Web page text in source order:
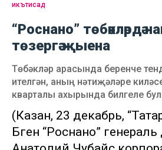
икътисад
“Роснано” төбәкләрдә
төзергә җыена
Төбәкләр арасында беренче
ителгән, аның нәтиҗәләре
кварталы ахырында билгеле
(Казан, 23 декабрь,
Бүген “Роснано”